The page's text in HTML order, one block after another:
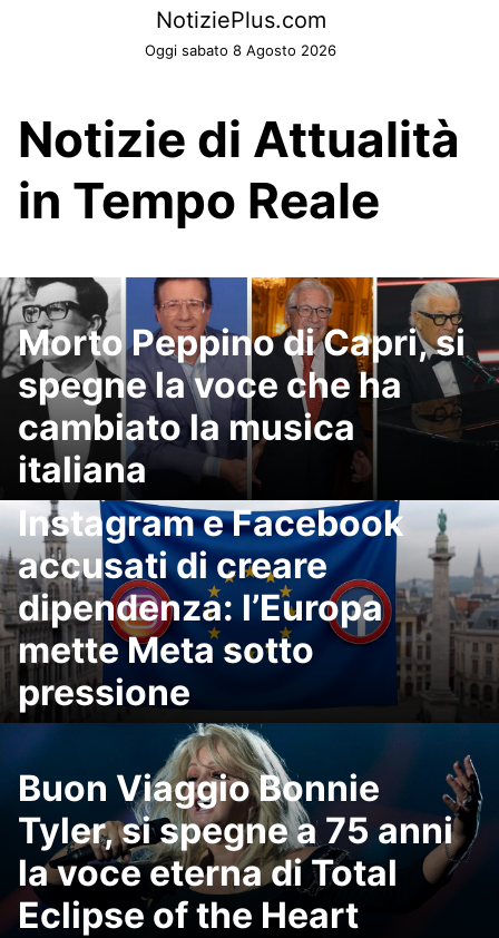
NotiziePlus.com
Oggi sabato 8 Agosto 2026
Notizie di Attualità
in Tempo Reale
Morto Peppino di Capri, si
spegne la voce che ha
cambiato la musica
italiana
Instagram e Facebook
accusati di creare
dipendenza: l’Europa
mette Meta sotto
pressione
Buon Viaggio Bonnie
Tyler, si spegne a 75 anni
la voce eterna di Total
Eclipse of the Heart